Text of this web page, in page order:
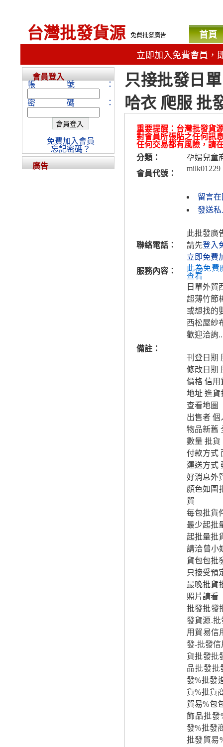
台灣批發貨源 免費批發廣告 首頁
立即加入免費會員，
只接批發日
哈衣 爬服 批
重要提醒：台灣批發貨
對會員所張貼之任何訊
任何交易都有風險，請
分類：
孕婦兒童
會員代號：
milk01229
留言
發送私
聯絡電話：
此批發廣
請先登入
立即免費
服務內容：
此為免費
查看
日單外貿
超薄竹節
或想找的
西松屋紗
歡迎洽詢
備註：
刊登日期
修改日期
價格 信用
地址 進貨
查看地圖
出售者 個
物品新舊
數量 批貨
付款方式
運送方式
好消息外
顏色如圖
貿
每包批貨
最少起批
起批量批
請洽曾小
貨包包批
只接受預
最晚批貨
照片請看
批發批發
發貨源.
用貿易信
發-批發
貨批發批
品批發批
發%批發
貨%批貨
貿易%包
飾品批發
發%批發
批發貿易
會員登入
帳號：
密碼：
免費加入會員
忘記密碼？
廣告